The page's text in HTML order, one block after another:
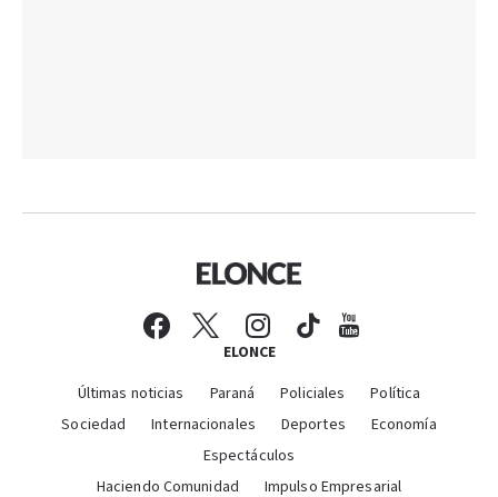
ELONCE
Últimas noticias Paraná Policiales
Política
Sociedad
Internacionales Deportes
Economía
Espectáculos
Haciendo Comunidad
Impulso Empresarial